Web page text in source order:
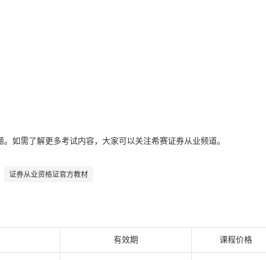
如需了解更多考试内容，大家可以关注希赛证券从业频道。
证券从业资格证官方教材
有效期 课程价格